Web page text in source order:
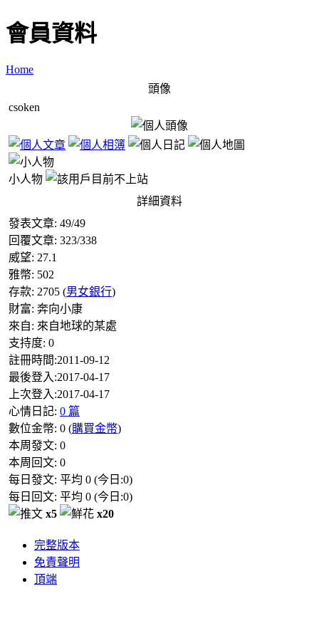
會員資料
Home
頭像
csoken
小人物
詳細資料
發表文章: 49/49
回覆文章: 323/338
威望: 27.1
雅幣: 502
存款: 2705 (男女銀行)
財富: 奔向小康
來自: 來自地球的某處
支持度: 0
註冊時間:2011-09-12
最後登入:2017-04-17
上次登入:2017-04-17
心情日記: 0 篇
數位金幣: 0 (購買金幣)
本周發文: 0
本周回文: 0
每日發文: 平均 0 (今日:0)
每日回文: 平均 0 (今日:0)
x5
x20
完整版本
免責聲明
頂端